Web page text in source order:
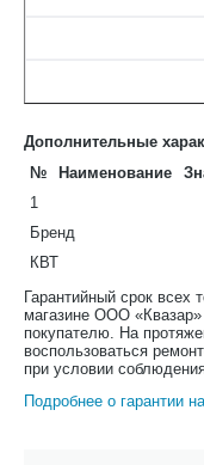
Дополнительные
№
Наименование
1
Бренд
КВТ
Гарантийный срок всех
магазине ООО «Квазар»
покупателю. На
воспользоваться
при условии
Подробнее о гарантии